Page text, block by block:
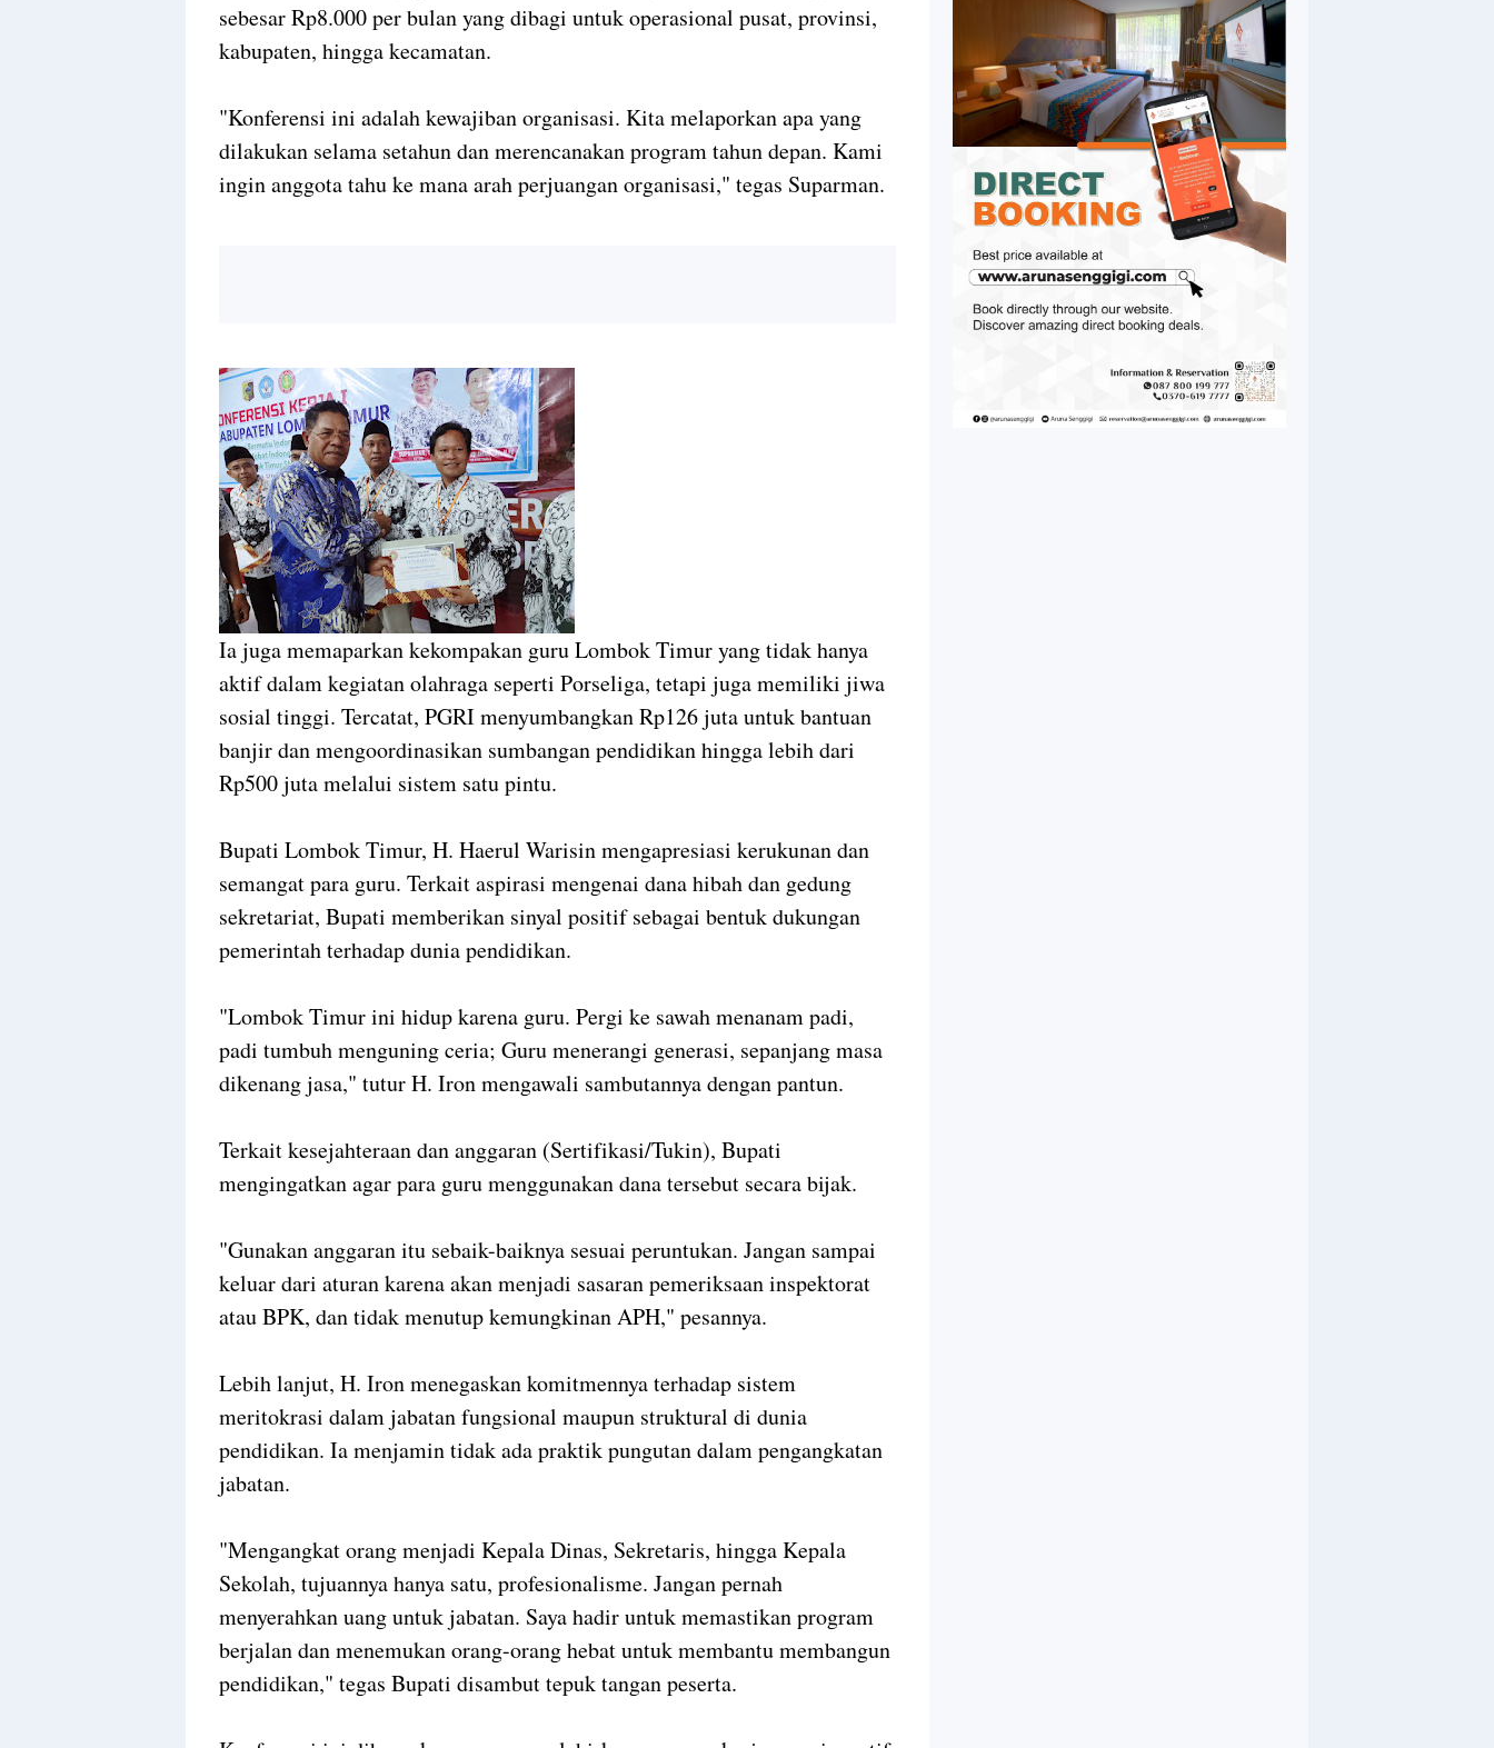
sebesar Rp8.000 per bulan yang dibagi untuk operasional pusat, provinsi,
kabupaten, hingga kecamatan.
"Konferensi ini adalah kewajiban organisasi. Kita melaporkan apa yang
dilakukan selama setahun dan merencanakan program tahun depan. Kami
ingin anggota tahu ke mana arah perjuangan organisasi," tegas Suparman.
Ia juga memaparkan kekompakan guru Lombok Timur yang tidak hanya
aktif dalam kegiatan olahraga seperti Porseliga, tetapi juga memiliki jiwa
sosial tinggi. Tercatat, PGRI menyumbangkan Rp126 juta untuk bantuan
banjir dan mengoordinasikan sumbangan pendidikan hingga lebih dari
Rp500 juta melalui sistem satu pintu.
Bupati Lombok Timur, H. Haerul Warisin mengapresiasi kerukunan dan
semangat para guru. Terkait aspirasi mengenai dana hibah dan gedung
sekretariat, Bupati memberikan sinyal positif sebagai bentuk dukungan
pemerintah terhadap dunia pendidikan.
"Lombok Timur ini hidup karena guru. Pergi ke sawah menanam padi,
padi tumbuh menguning ceria; Guru menerangi generasi, sepanjang masa
dikenang jasa," tutur H. Iron mengawali sambutannya dengan pantun.
Terkait kesejahteraan dan anggaran (Sertifikasi/Tukin), Bupati
mengingatkan agar para guru menggunakan dana tersebut secara bijak.
"Gunakan anggaran itu sebaik-baiknya sesuai peruntukan. Jangan sampai
keluar dari aturan karena akan menjadi sasaran pemeriksaan inspektorat
atau BPK, dan tidak menutup kemungkinan APH," pesannya.
Lebih lanjut, H. Iron menegaskan komitmennya terhadap sistem
meritokrasi dalam jabatan fungsional maupun struktural di dunia
pendidikan. Ia menjamin tidak ada praktik pungutan dalam pengangkatan
jabatan.
"Mengangkat orang menjadi Kepala Dinas, Sekretaris, hingga Kepala
Sekolah, tujuannya hanya satu, profesionalisme. Jangan pernah
menyerahkan uang untuk jabatan. Saya hadir untuk memastikan program
berjalan dan menemukan orang-orang hebat untuk membantu membangun
pendidikan," tegas Bupati disambut tepuk tangan peserta.